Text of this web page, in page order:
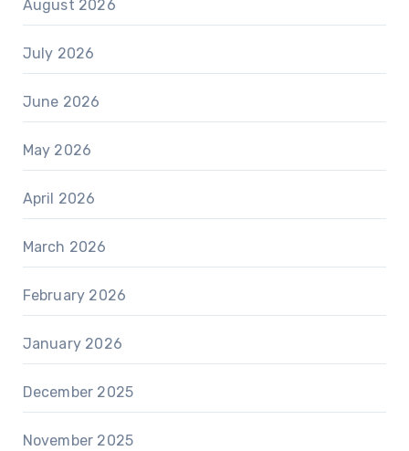
August 2026
July 2026
June 2026
May 2026
April 2026
March 2026
February 2026
January 2026
December 2025
November 2025